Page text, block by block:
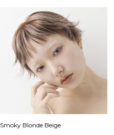
Smoky Blonde Beige